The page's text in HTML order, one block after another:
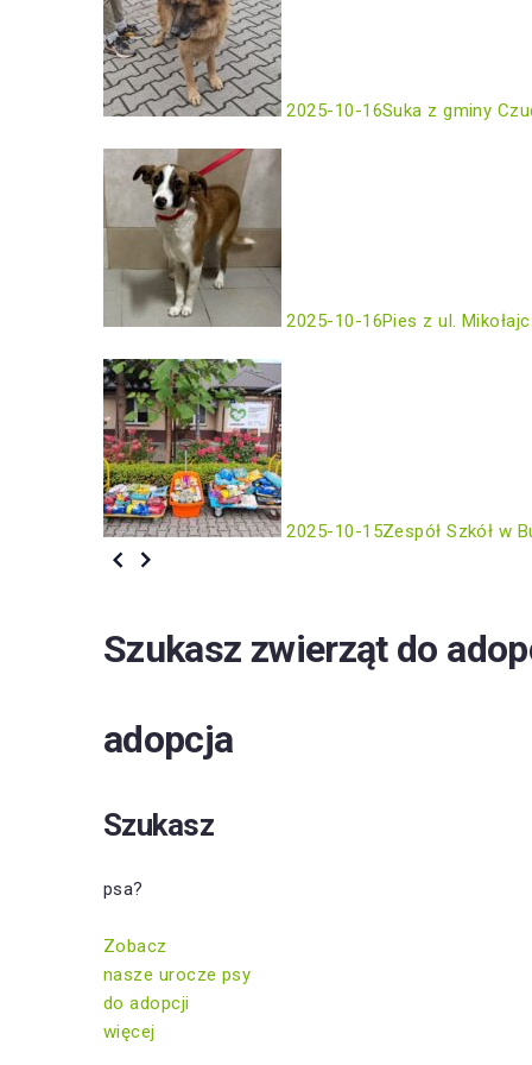
2025-10-16Suka z gminy
2025-10-16Pies z ul.
2025-10-15Zespół Szkół w
Szukasz zwierząt do
adopcja
Szukasz
psa?
Zobacz
nasze urocze psy
do adopcji
więcej